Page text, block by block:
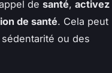
de santé, activez
de santé. Cela peut
ou des